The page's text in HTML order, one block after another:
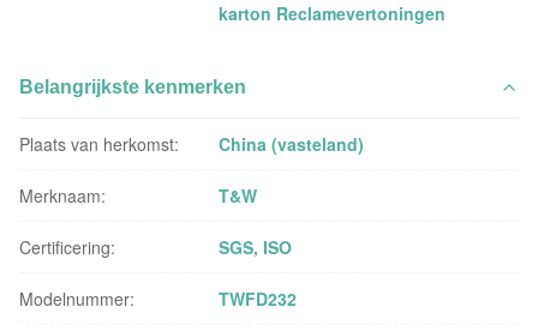
karton Reclamevertoningen
Belangrijkste kenmerken
Plaats van herkomst: China (vasteland)
Merknaam: T&W
Certificering: SGS, ISO
Modelnummer: TWFD232